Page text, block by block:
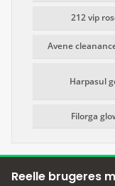
212 vip
Avene
Harpasul
Filorga
Reelle brugeres